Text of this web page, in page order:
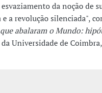
da noção de
a revolução silenciada",
abalaram o Mundo:
Universidade de